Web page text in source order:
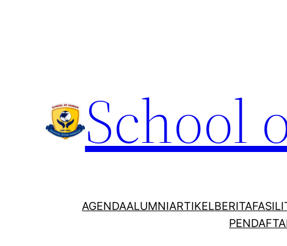
School
AGENDAALUMNIARTIKELBERITA